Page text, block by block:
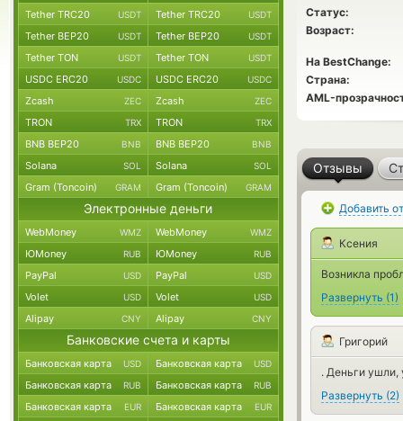
Статус:
Возраст:
На BestChange:
Страна:
AML-
Отзывы
Добавить
Ксения
Возникла
Развернуть (1)
Григорий
. Деньги ушли,
Развернуть (2)
Tether TRC20 USDT Tether TRC20 USDT
Tether BEP20 USDT Tether BEP20 USDT
Tether TON USDT Tether TON USDT
USDC ERC20 USDC USDC ERC20 USDC
Zcash ZEC Zcash ZEC
TRON TRX TRON TRX
BNB BEP20 BNB BNB BEP20 BNB
Solana SOL Solana SOL
Gram (Toncoin) GRAM Gram (Toncoin) GRAM
Электронные деньги
WebMoney WMZ WebMoney WMZ
ЮMoney RUB ЮMoney RUB
PayPal USD PayPal USD
Volet USD Volet USD
Alipay CNY Alipay CNY
Банковские счета и карты
Банковская карта USD Банковская карта USD
Банковская карта RUB Банковская карта RUB
Банковская карта EUR Банковская карта EUR